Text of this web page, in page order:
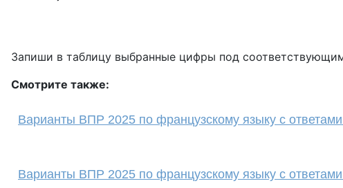
Запиши в таблицу выбранные цифры под
Смотрите также:
Варианты ВПР 2025 по французскому языку с
Варианты ВПР 2025 по французскому языку с